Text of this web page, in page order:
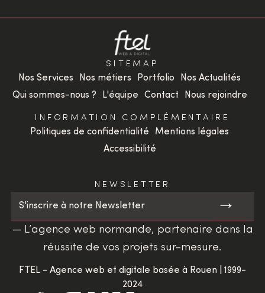
— L’agence web normande, partenaire dans la
réussite de vos projets sur-mesure.
FTEL - Agence web et digitale basée à Rouen | 1999-
2024
SITEMAP
Nos Services Nos métiers Portfolio
Nos Actualités
Qui sommes-nous ?
L'équipe Contact Nous rejoindre
INFORMATION COMPLÉMENTAIRE
Politiques de confidentialité
Mentions légales
Accessibilité
NEWSLETTER
S'inscrire à notre Newsletter →